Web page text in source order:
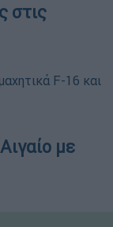
στις
με